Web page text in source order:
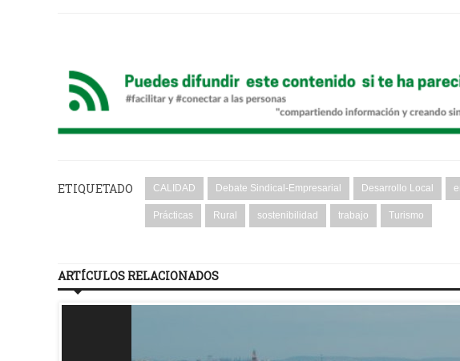
ETIQUETADO CALIDAD Debate Sindical-Empresarial Desarrollo Local
Prácticas Rural sostenibilidad trabajo Turismo
ARTÍCULOS RELACIONADOS